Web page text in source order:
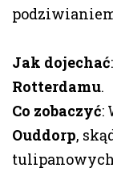
Jak dojechać
Rotterdamu.
Co zobaczyć:
Ouddorp,